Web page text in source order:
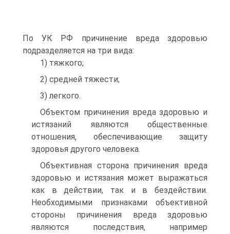
По УК РФ причинение вреда здоровью
подразделяется на три вида:
1) тяжкого;
2) средней тяжести;
3) легкого.
Объектом причинения вреда здоровью и
истязаний являются общественные
отношения, обеспечивающие защиту
здоровья другого человека.
Объективная сторона причинения вреда
здоровью и истязания может выражаться
как в действии, так и в бездействии.
Необходимыми признаками объективной
стороны причинения вреда здоровью
являются последствия, например